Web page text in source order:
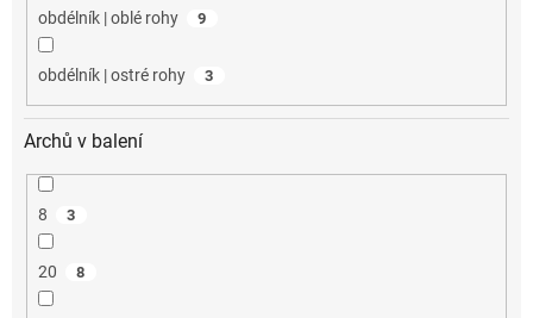
obdélník | oblé rohy 9
obdélník | ostré rohy 3
Archů v balení
8 3
20 8